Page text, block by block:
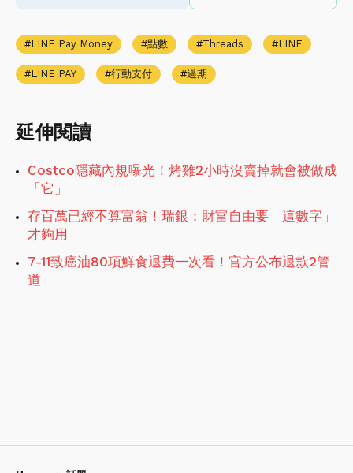
LINE Pay Money 點數 Threads LINE
LINE PAY 行動支付 過期
延伸閱讀
Costco隱藏內規曝光！烤雞2小時沒賣掉就會被做成
「它」
存百萬已經不算富翁！瑞銀：財富自由要「這數字」
才夠用
7-11致癌油80項鮮食退費一次看！官方公布退款2管
道